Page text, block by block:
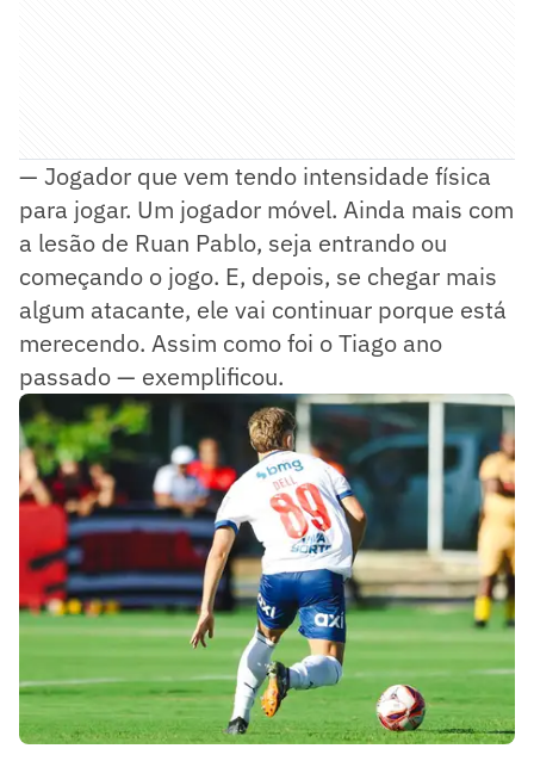
— Jogador que vem tendo intensidade física
para jogar. Um jogador móvel. Ainda mais com
a lesão de Ruan Pablo, seja entrando ou
começando o jogo. E, depois, se chegar mais
algum atacante, ele vai continuar porque está
merecendo. Assim como foi o Tiago ano
passado — exemplificou.